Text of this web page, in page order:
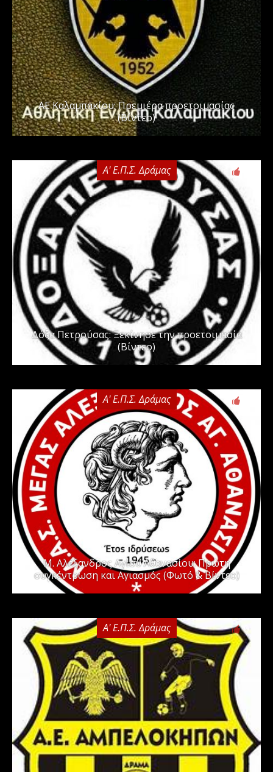
ΑΕ Καλαμπακίου: Πρεμιέρα προετοιμασίας
(Βίντεο)
Α' Ε.Π.Σ. Δράμας
Δόξα Πετρούσας: Ξεκίνησε την προετοιμασία
(Βίντεο)
Α' Ε.Π.Σ. Δράμας
Μ. Αλέξανδρος Αγίου Αθανασίου: Πρώτη
συγκέντρωση και Αγιασμός (Φωτό & Βίντεο)
Α' Ε.Π.Σ. Δράμας 0